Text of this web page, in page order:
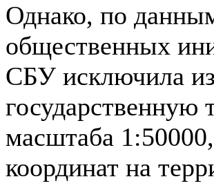
Однако, по
общественных
СБУ исключила
государственную
масштаба
координат на